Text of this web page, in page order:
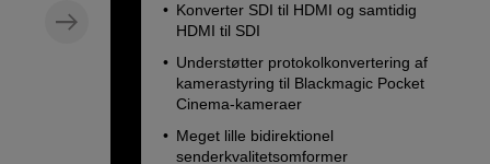
3G-SDI-kabel, 1 m
Konverter SDI til HDMI og samtidig
HDMI til SDI
Understøtter protokolkonvertering af
kamerastyring til Blackmagic Pocket
Cinema-kameraer
Meget lille bidirektionel
senderkvalitetsomformer